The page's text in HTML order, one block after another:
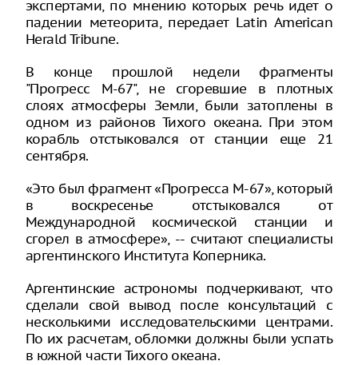
экспертами, по мнению которых речь идет о
падении метеорита, передает Latin American
Herald Tribune.
В конце прошлой недели фрагменты
"Прогресс М-67", не сгоревшие в плотных
слоях атмосферы Земли, были затоплены в
одном из районов Тихого океана. При этом
корабль отстыковался от станции еще 21
сентября.
«Это был фрагмент «Прогресса М-67», который
в воскресенье отстыковался от
Международной космической станции и
сгорел в атмосфере», -- считают специалисты
аргентинского Института Коперника.
Аргентинские астрономы подчеркивают, что
сделали свой вывод после консультаций с
несколькими исследовательскими центрами.
По их расчетам, обломки должны были успать
в южной части Тихого океана.